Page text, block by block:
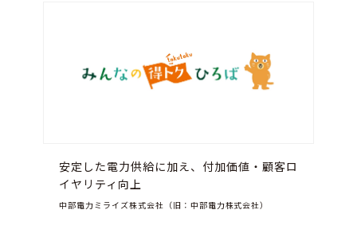
安定した電力供給に加え、付加価値・顧客ロ
イヤリティ向上
中部電力ミライズ株式会社（旧：中部電力株式会社）